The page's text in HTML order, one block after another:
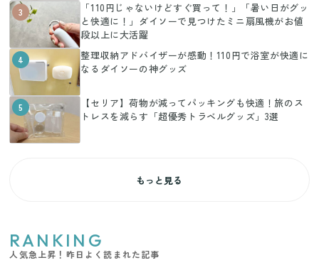
3
「110円じゃないけどすぐ買って！」「暑い日がグッ
と快適に！」ダイソーで見つけたミニ扇風機がお値
段以上に大活躍
4
整理収納アドバイザーが感動！110円で浴室が快適に
なるダイソーの神グッズ
5
【セリア】荷物が減ってパッキングも快適！旅のス
トレスを減らす「超優秀トラベルグッズ」3選
もっと見る
RANKING
人気急上昇！昨日よく読まれた記事